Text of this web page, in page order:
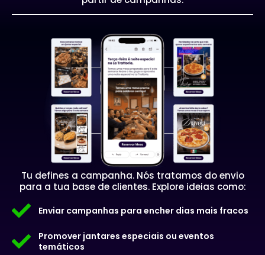
Tu defines a campanha. Nós tratamos do envio
para a tua base de clientes. Explore ideias como:
Enviar campanhas para encher dias mais fracos
Promover jantares especiais ou eventos
temáticos